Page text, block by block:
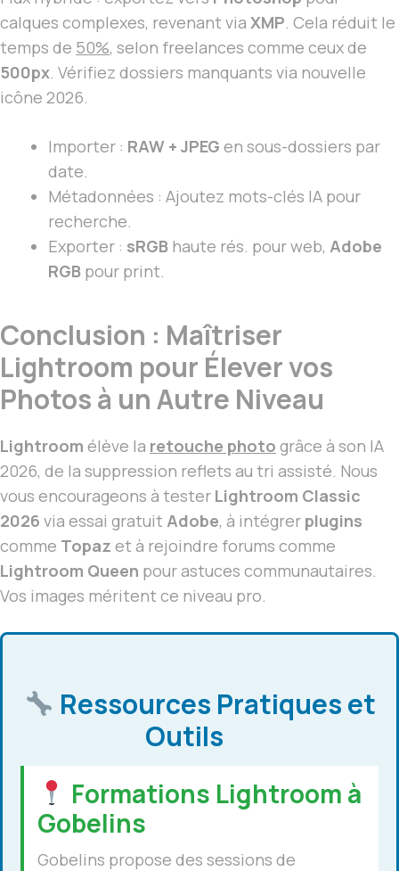
calques complexes, revenant via XMP. Cela réduit le
temps de 50%, selon freelances comme ceux de
500px. Vérifiez dossiers manquants via nouvelle
icône 2026.
Importer : RAW + JPEG en sous-dossiers par
date.
Métadonnées : Ajoutez mots-clés IA pour
recherche.
Exporter : sRGB haute rés. pour web, Adobe
RGB pour print.
Conclusion : Maîtriser
Lightroom pour Élever vos
Photos à un Autre Niveau
Lightroom élève la retouche photo grâce à son IA
2026, de la suppression reflets au tri assisté. Nous
vous encourageons à tester Lightroom Classic
2026 via essai gratuit Adobe, à intégrer plugins
comme Topaz et à rejoindre forums comme
Lightroom Queen pour astuces communautaires.
Vos images méritent ce niveau pro.
Ressources Pratiques et
Outils
Formations Lightroom à
Gobelins
Gobelins propose des sessions de